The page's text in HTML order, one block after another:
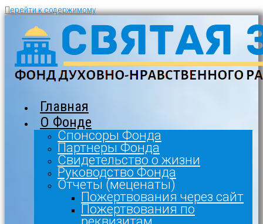
Перейти к содержимому
Главная
О Фонде
Спонсоры Фонда
Партнеры Фонда
Свидетельство о жизни
Руководство Фонда
Отчеты (меценаты)
Пожертвования через сайт
Пожертвования по